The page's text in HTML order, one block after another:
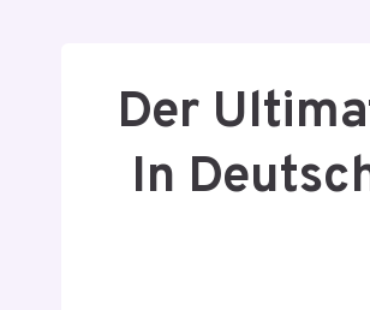
Der
In